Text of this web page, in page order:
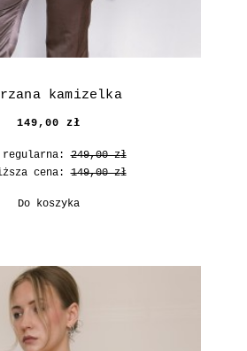
kamizelka
149,00 zł
regularna:249,00 zł
cena:149,00 zł
Do koszyka